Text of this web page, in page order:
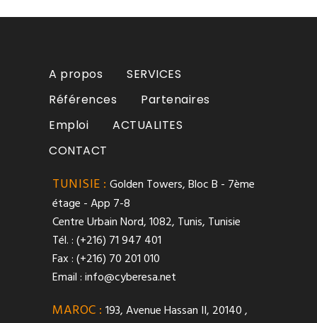
A propos
SERVICES
Références
Partenaires
Emploi
ACTUALITES
CONTACT
TUNISIE : Golden Towers, Bloc B - 7ème
étage - App 7-8
Centre Urbain Nord, 1082, Tunis, Tunisie
Tél. : (+216) 71 947 401
Fax : (+216) 70 201 010
Email :info@cyberesa.net
MAROC : 193, Avenue Hassan II, 20140 ,